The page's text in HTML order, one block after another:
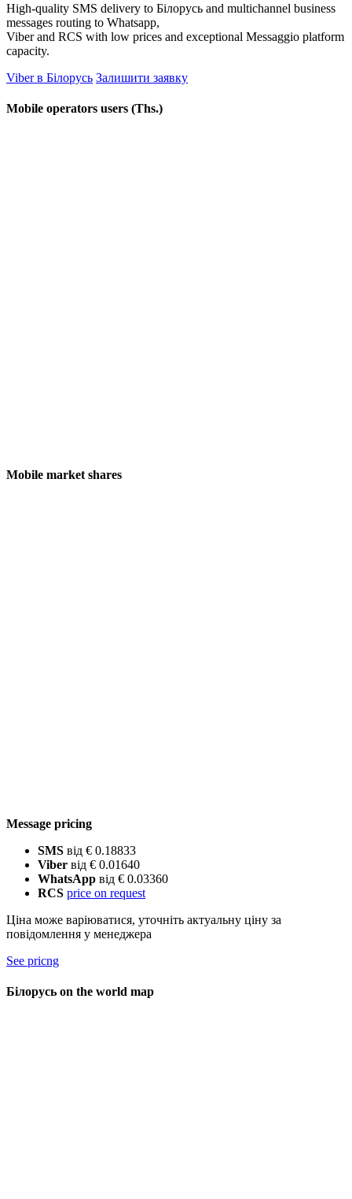
High-quality SMS delivery to Білорусь and multichannel business
messages routing to Whatsapp,
Viber and RCS with low prices and exceptional Messaggio platform
capacity.
Viber в Білорусь Залишити заявку
Mobile operators users (Ths.)
Mobile market shares
Message pricing
SMS від € 0.18833
Viber від € 0.01640
WhatsApp від € 0.03360
RCS price on request
Ціна може варіюватися, уточніть актуальну ціну за
повідомлення у менеджера
See pricng
Білорусь on the world map